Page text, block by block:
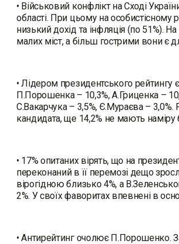
• Військовий конфлікт на Сході
області. При цьому на
низький дохід та інфляція (по 51%).
малих міст, а більш гострими вони є
• Лідером президентського рейтингу
П.Порошенка – 10,3%, А.Гриценка –
С.Вакарчука – 3,5%, Є.Мураєва –
кандидата, ще 14,2% не мають наміру
• 17% опитаних вірять, що на
переконаний в її перемозі дещо
вірогідною близько 4%, а
2%. У своїх фаворитах впевнені в
• Антирейтинг очолює П.Порошенко.